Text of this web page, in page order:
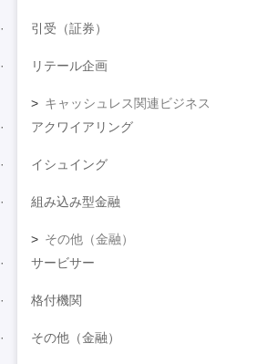
引受（証券）
リテール企画
キャッシュレス関連ビジネス
アクワイアリング
イシュイング
組み込み型金融
その他（金融）
サービサー
格付機関
その他（金融）